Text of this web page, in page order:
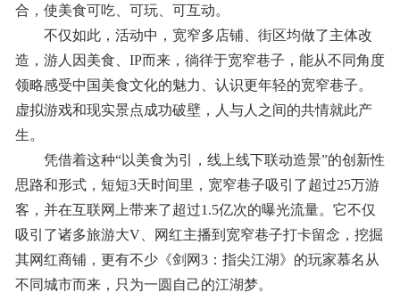
合，使美食可吃、可玩、可互动。
不仅如此，活动中，宽窄多店铺、街区均做了主体改
造，游人因美食、IP而来，徜徉于宽窄巷子，能从不同角度
领略感受中国美食文化的魅力、认识更年轻的宽窄巷子。
虚拟游戏和现实景点成功破壁，人与人之间的共情就此产
生。
凭借着这种“以美食为引，线上线下联动造景”的创新性
思路和形式，短短3天时间里，宽窄巷子吸引了超过25万游
客，并在互联网上带来了超过1.5亿次的曝光流量。它不仅
吸引了诸多旅游大V、网红主播到宽窄巷子打卡留念，挖掘
其网红商铺，更有不少《剑网3：指尖江湖》的玩家慕名从
不同城市而来，只为一圆自己的江湖梦。